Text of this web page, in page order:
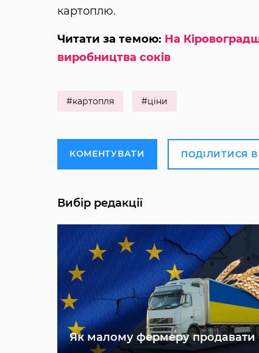
картоплю.
Читати за темою: На
виробництва соків
#картопля #ціни
КОМЕНТУВАТИ ПОДІЛИТИСЯ
Вибір редакції
Як малому фермеру продавати